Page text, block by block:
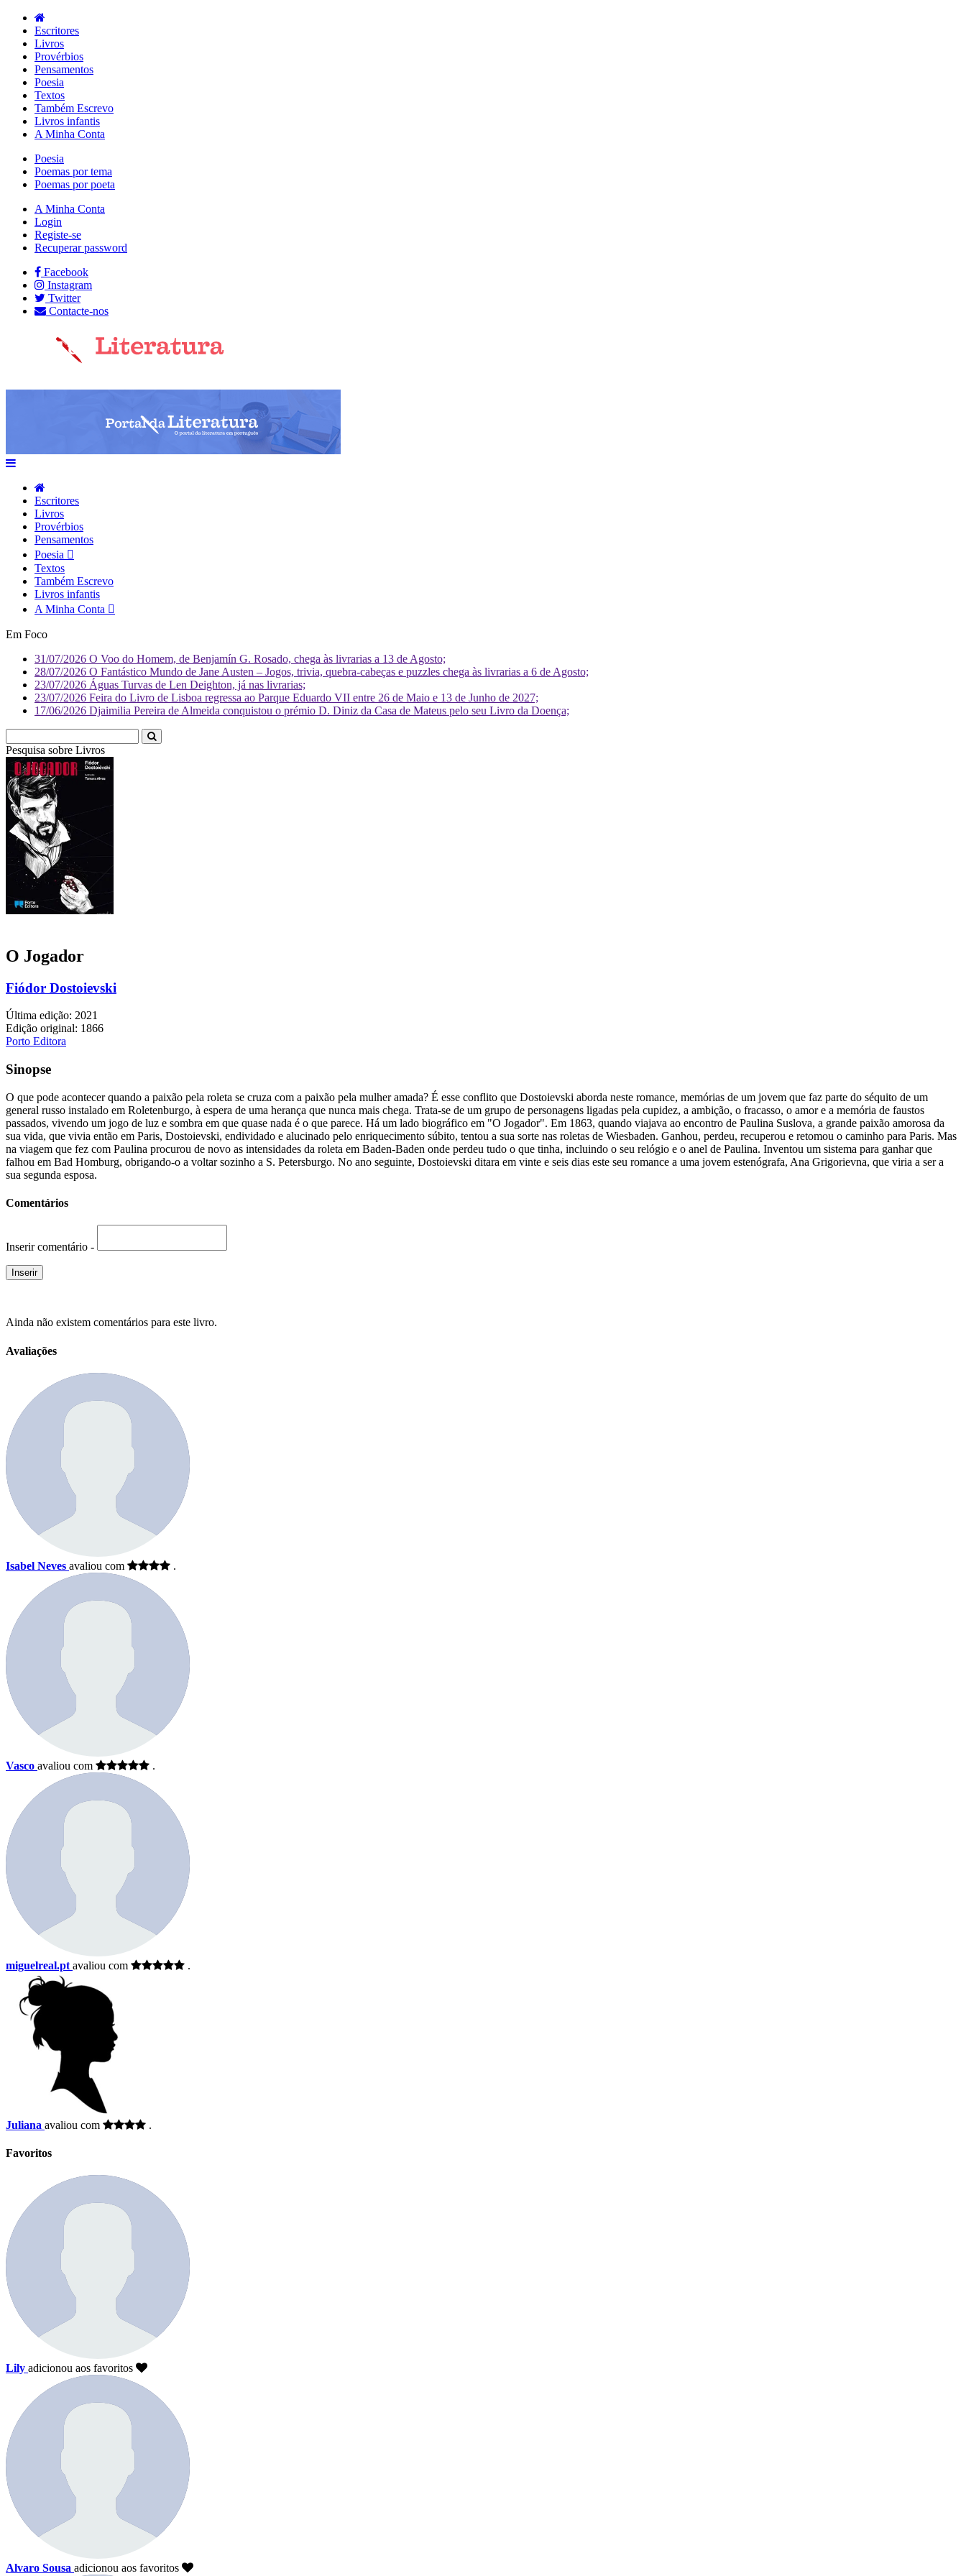
Escritores
Livros
Provérbios
Pensamentos
Poesia
Textos
Também Escrevo
Livros infantis
A Minha Conta
Poesia
Poemas por tema
Poemas por poeta
A Minha Conta
Login
Registe-se
Recuperar password
Facebook
Instagram
Twitter
Contacte-nos
Escritores
Livros
Provérbios
Pensamentos
Poesia
Textos
Também Escrevo
Livros infantis
A Minha Conta
Em Foco
31/07/2026 O Voo do Homem, de Benjamín G. Rosado, chega às livrarias a 13 de Agosto;
28/07/2026 O Fantástico Mundo de Jane Austen – Jogos, trivia, quebra-cabeças e puzzles chega às livrarias a 6 de Agosto;
23/07/2026 Águas Turvas de Len Deighton, já nas livrarias;
23/07/2026 Feira do Livro de Lisboa regressa ao Parque Eduardo VII entre 26 de Maio e 13 de Junho de 2027;
17/06/2026 Djaimilia Pereira de Almeida conquistou o prémio D. Diniz da Casa de Mateus pelo seu Livro da Doença;
Pesquisa sobre Livro
O Jogador
Fiódor Dostoievski
Última edição: 2021
Edição original: 1866
Porto Editora
Sinopse
O que pode acontecer quando a paixão pela roleta se cruza com a paixão pela mulher amada? É esse conflito que Dostoievski aborda neste romance, memórias de um jovem que faz parte do séquito de um
general russo instalado em Roletenburgo, à espera de uma herança que nunca mais chega. Trata-se de um grupo de personagens ligadas pela cupidez, a ambição, o fracasso, o amor e a memória de faustos
passados, vivendo um jogo de luz e sombra em que quase nada é o que parece. Há um lado biográfico em "O Jogador". Em 1863, quando viajava ao encontro de Paulina Suslova, a grande paixão amorosa da
sua vida, que vivia então em Paris, Dostoievski, endividado e alucinado pelo enriquecimento súbito, tentou a sua sorte nas roletas de Wiesbaden. Ganhou, perdeu, recuperou e retomou o caminho para Paris. Mas
na viagem que fez com Paulina procurou de novo as intensidades da roleta em Baden-Baden onde perdeu tudo o que tinha, incluindo o seu relógio e o anel de Paulina. Inventou um sistema para ganhar que
falhou em Bad Homburg, obrigando-o a voltar sozinho a S. Petersburgo. No ano seguinte, Dostoievski ditara em vinte e seis dias este seu romance a uma jovem estenógrafa, Ana Grigorievna, que viria a ser a
sua segunda esposa.
Comentários
Inserir comentário -
Ainda não existem comentários para este livro.
Avaliações
Isabel Neves avaliou com .
Vasco avaliou com .
miguelreal.pt avaliou com .
Juliana avaliou com .
Favoritos
Lily adicionou aos favoritos
Alvaro Sousa adicionou aos favoritos